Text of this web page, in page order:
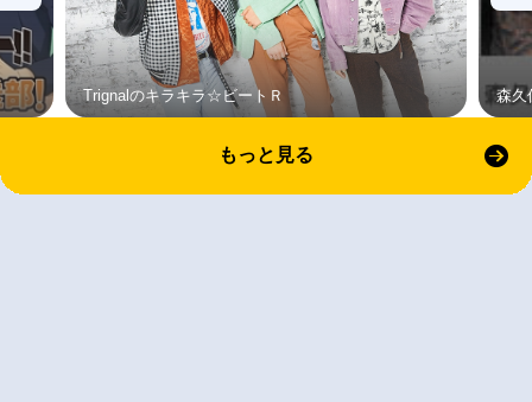
Trignalのキラキラ☆ビートＲ 森久
もっと見る